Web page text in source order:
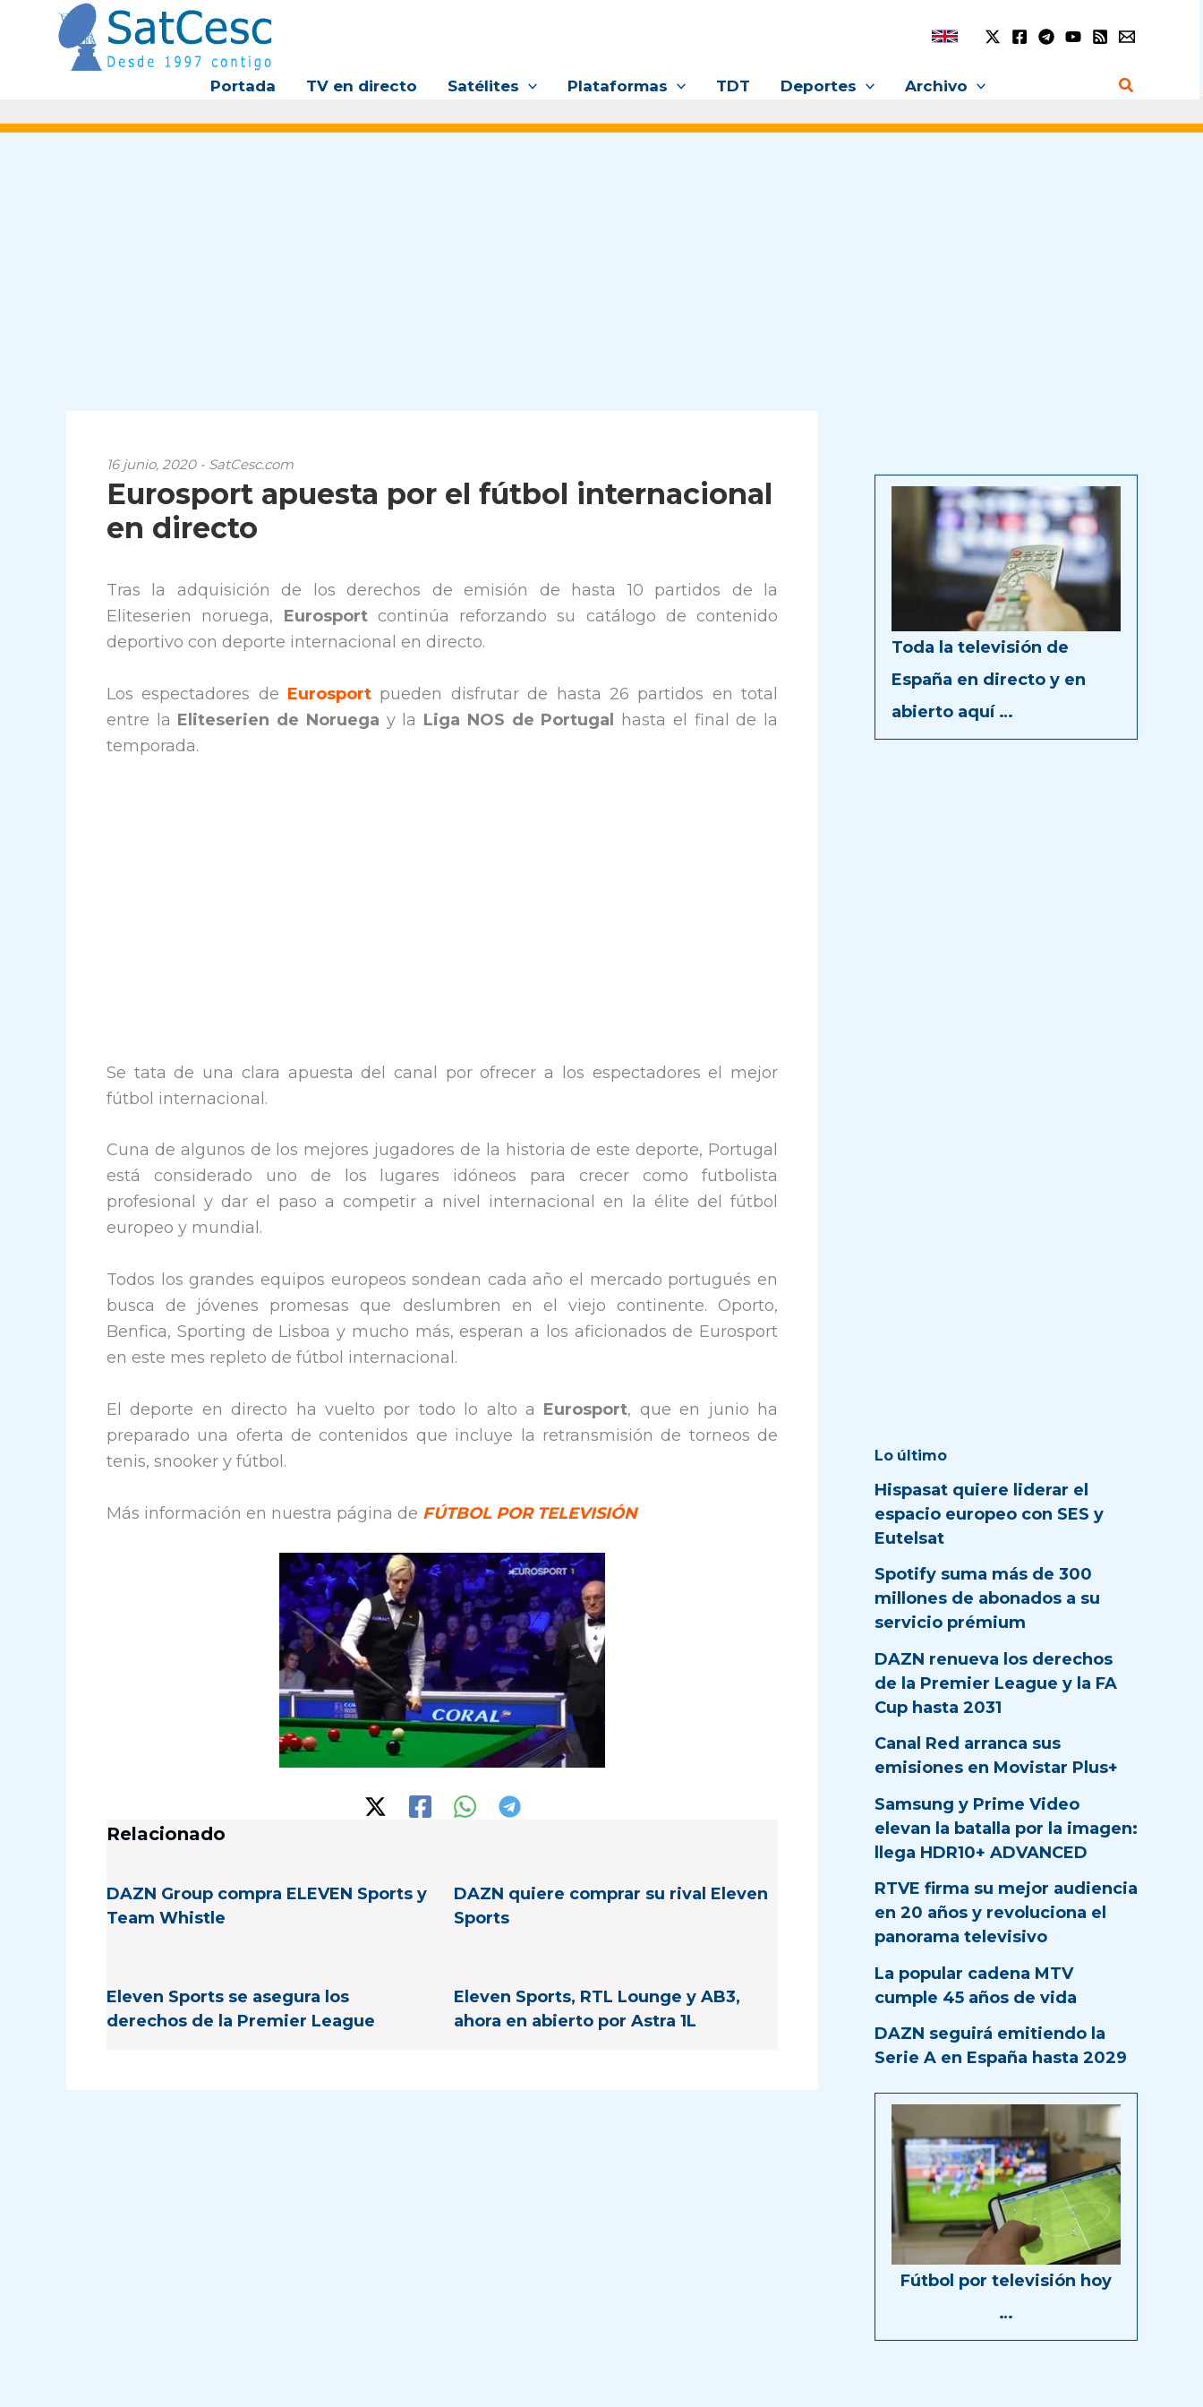
contenido
Portada TV en directo Satélites Plataformas TDT Deportes Archivo Buscar
16 junio, 2020 - SatCesc.com
Eurosport apuesta por el fútbol internacional
en directo
Tras la adquisición de los derechos de emisión de hasta 10 partidos de la
Eliteserien noruega, Eurosportcontinúa reforzando su catálogo de contenido
deportivo con deporte internacional en directo.
Los espectadores de Eurosport pueden disfrutar de hasta 26 partidos en total
entre la Eliteserien de Noruega y la Liga NOS de Portugal
hasta el final de la
temporada.
Se tata de una clara apuesta del canal por ofrecer a los espectadores el mejor
fútbol internacional.
Cuna de algunos de los mejores jugadores de la historia de este deporte, Portugal
está considerado uno de los lugares idóneos para crecer como futbolista
profesional y dar el paso a competir a nivel internacional en la élite del fútbol
europeo y mundial.
Todos los grandes equipos europeos sondean cada año el mercado portugués en
busca de jóvenes promesas que deslumbren en el viejo continente. Oporto,
Benfica, Sporting de Lisboa y mucho más, esperan a los aficionados de Eurosport
en este mes repleto de fútbol internacional.
El deporte en directo ha vuelto por todo lo alto a Eurosport, que en junio ha
preparado una oferta de contenidos que incluye la retransmisión de torneos de
tenis, snooker y fútbol.
Más información en nuestra página de FÚTBOL POR TELEVISIÓN
Relacionado
DAZN Group compra ELEVEN Sports y
Team Whistle
DAZN quiere comprar su rival Eleven
Sports
Eleven Sports se asegura los
derechos de la Premier League
Eleven Sports, RTL Lounge y AB3,
ahora en abierto por Astra 1L
Toda la televisión de
España en directo y en
abierto aquí …
Lo último
Hispasat quiere liderar el
espacio europeo con SES y
Eutelsat
Spotify suma más de 300
millones de abonados a su
servicio prémium
DAZN renueva los derechos
de la Premier League y la FA
Cup hasta 2031
Canal Red arranca sus
emisiones en Movistar Plus+
Samsung y Prime Video
elevan la batalla por la imagen:
llega HDR10+ ADVANCED
RTVE firma su mejor audiencia
en 20 años y revoluciona el
panorama televisivo
La popular cadena MTV
cumple 45 años de vida
DAZN seguirá emitiendo la
Serie A en España hasta 2029
Fútbol por televisión hoy
…